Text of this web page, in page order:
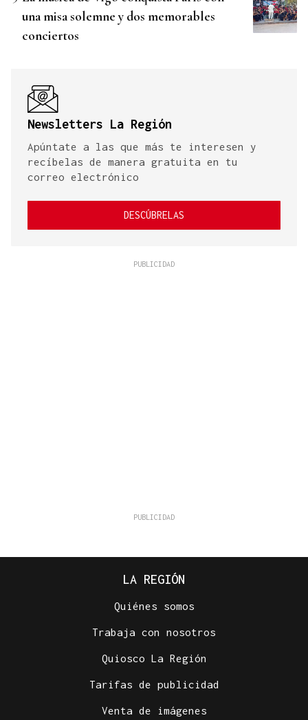
una misa solemne y dos memorables
conciertos
Newsletters La Región
Apúntate a las que más te interesen y
recíbelas de manera gratuita en tu
correo electrónico
DESCÚBRELAS
LA REGIÓN
Quiénes somos
Trabaja con nosotros
Quiosco La Región
Tarifas de publicidad
Venta de imágenes